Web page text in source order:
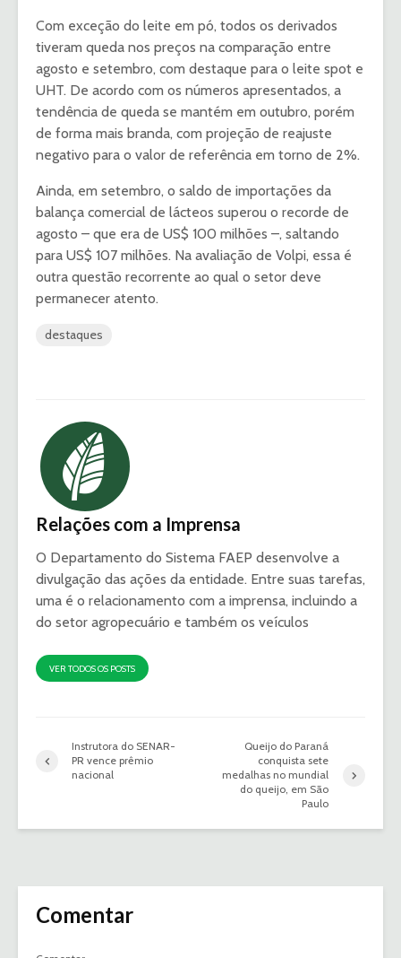
Com exceção do leite em pó, todos os derivados
tiveram queda nos preços na comparação entre
agosto e setembro, com destaque para o leite spot e
UHT. De acordo com os números apresentados, a
tendência de queda se mantém em outubro, porém
de forma mais branda, com projeção de reajuste
negativo para o valor de referência em torno de 2%.
Ainda, em setembro, o saldo de importações da
balança comercial de lácteos superou o recorde de
agosto – que era de US$ 100 milhões –, saltando
para US$ 107 milhões. Na avaliação de Volpi, essa é
outra questão recorrente ao qual o setor deve
permanecer atento.
destaques
Relações com a Imprensa
O Departamento do Sistema FAEP desenvolve a
divulgação das ações da entidade. Entre suas tarefas,
uma é o relacionamento com a imprensa, incluindo a
do setor agropecuário e também os veículos
VER TODOS OS POSTS
Instrutora do SENAR-
PR vence prêmio
nacional
Queijo do Paraná
conquista sete
medalhas no mundial
do queijo, em São
Paulo
Comentar